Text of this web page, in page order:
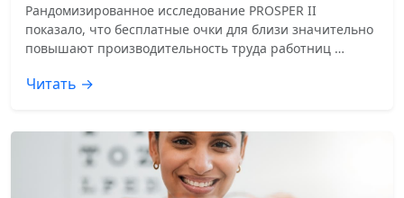
Рандомизированное исследование PROSPER II
показало, что бесплатные очки для близи значительно
повышают производительность труда работниц …
Читать →